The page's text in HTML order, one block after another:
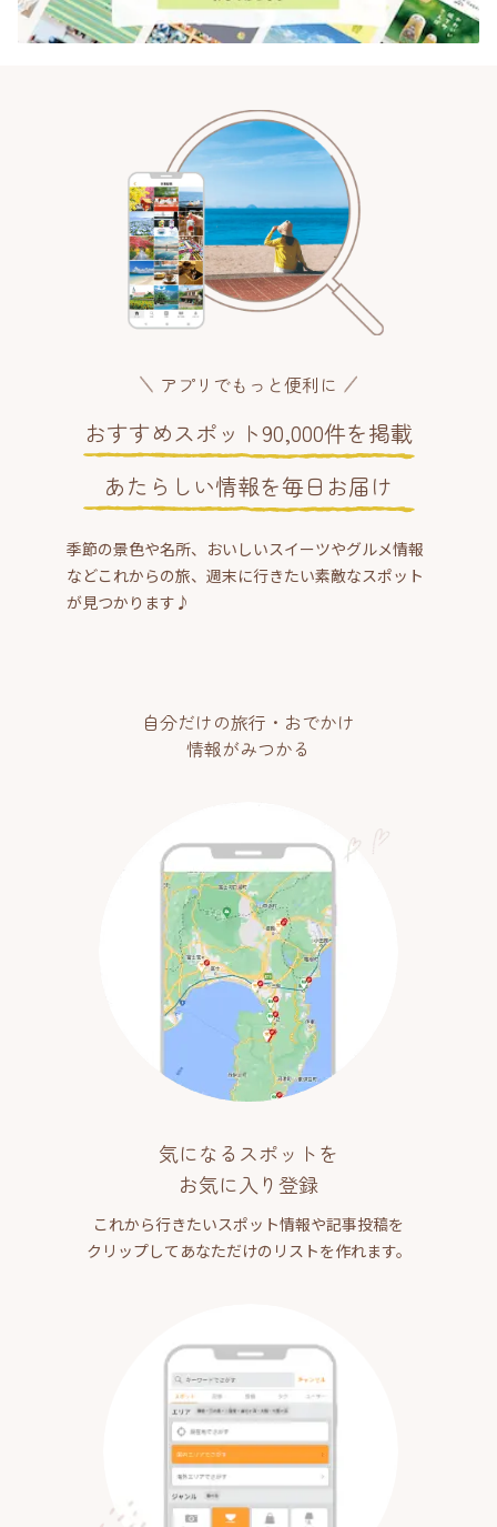
アプリでもっと便利に
おすすめスポット90,000件を掲載
あたらしい情報を毎日お届け
季節の景色や名所、おいしいスイーツやグルメ情報
などこれからの旅、週末に行きたい素敵なスポット
が見つかります♪
自分だけの旅行・おでかけ
情報がみつかる
気になるスポットを
お気に入り登録
これから行きたいスポット情報や記事投稿を
クリップしてあなただけのリストを作れます。